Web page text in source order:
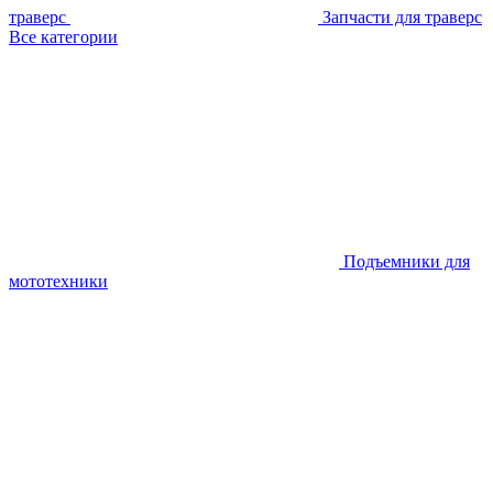
траверс
Запчасти для траверс
Все категории
Подъемники для
мототехники